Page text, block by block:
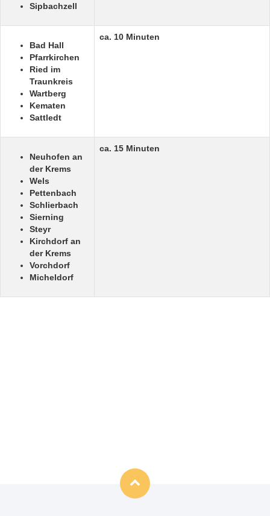
Sipbachzell
Bad Hall
Pfarrkirchen
Ried im
Traunkreis
Wartberg
Kematen
Sattledt
ca. 10 Minuten
Neuhofen an
der Krems
Wels
Pettenbach
Schlierbach
Sierning
Steyr
Kirchdorf an
der Krems
Vorchdorf
Micheldorf
ca. 15 Minuten